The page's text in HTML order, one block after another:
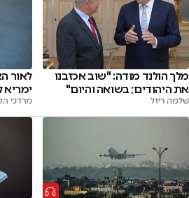
מלך הולנד מודה: "שוב אכזבנו
את היהודים; בשואה והיום"
שלמה ריזל
לאור
ימריא
מרדכי